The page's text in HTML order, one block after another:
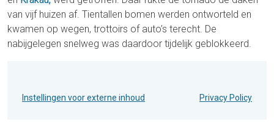
van vijf huizen af. Tientallen bomen werden ontworteld en
kwamen op wegen, trottoirs of auto’s terecht. De
nabijgelegen snelweg was daardoor tijdelijk geblokkeerd.
Instellingen voor externe inhoud Privacy Policy